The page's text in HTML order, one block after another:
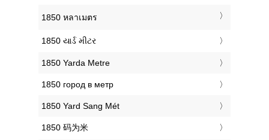
‎1850 หลาเมตร
‎1850 યાર્ડ મીટર
‎1850 Yarda Metre
‎1850 город в метр
‎1850 Yard Sang Mét
‎1850 码为米